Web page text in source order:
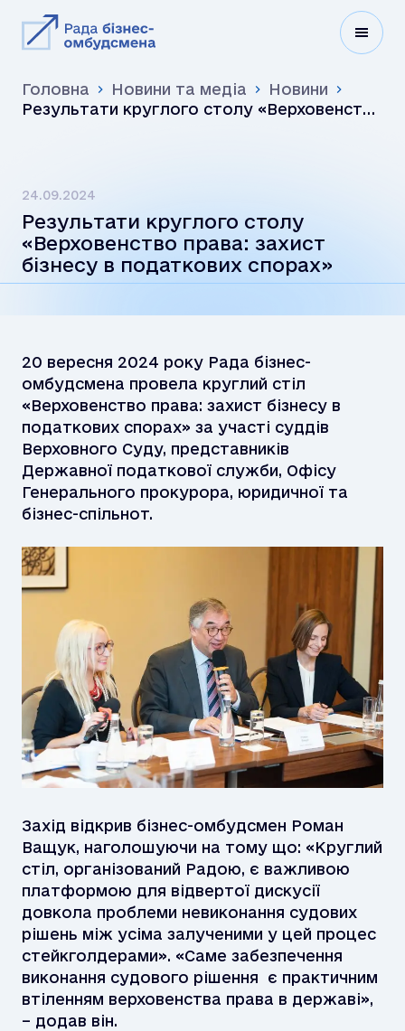
Головна Новини та медіа
Новини
Результати круглого столу «Верховенство
24.09.2024
Результати круглого столу
«Верховенство права: захист
бізнесу в податкових спорах»
20 вересня 2024 року Рада бізнес-
омбудсмена провела круглий стіл
«Верховенство права: захист бізнесу в
податкових спорах» за участі суддів
Верховного Суду, представників
Державної податкової служби, Офісу
Генерального прокурора, юридичної та
бізнес-спільнот.
Захід відкрив бізнес-омбудсмен Роман
Ващук, наголошуючи на тому що: «Круглий
стіл, організований Радою, є важливою
платформою для відвертої дискусії
довкола проблеми невиконання судових
рішень між усіма залученими у цей процес
стейкголдерами». «Саме забезпечення
виконання судового рішення є практичним
втіленням верховенства права в державі»,
– додав він.